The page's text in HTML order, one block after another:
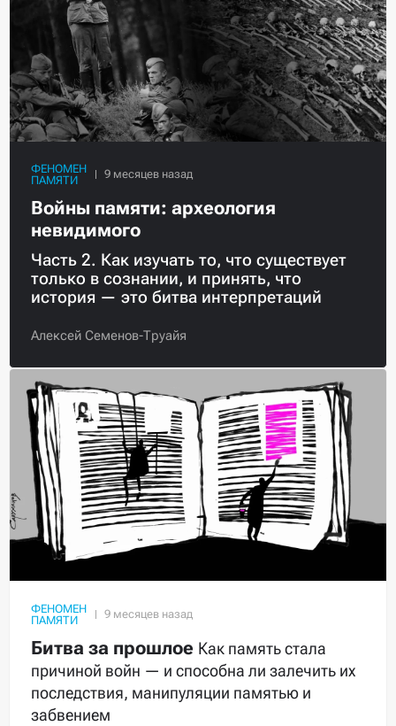
ФЕНОМЕН
ПАМЯТИ
Войны памяти: археология
невидимого
Часть 2. Как изучать то, что существует
только в сознании, и принять, что
история — это битва интерпретаций
Алексей Семенов-Труайя
ФЕНОМЕН
ПАМЯТИ
Битва за прошлое Как память стала
причиной войн — и способна ли залечить их
последствия, манипуляции памятью и
забвением